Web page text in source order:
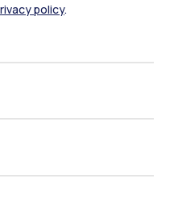
policy.